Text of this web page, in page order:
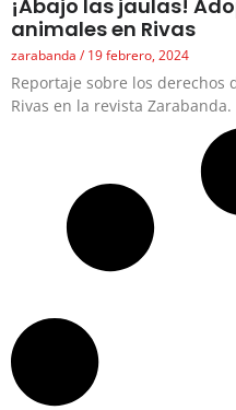
¡Abajo las jaulas!
animales en Rivas
zarabanda 19 febrero, 2024
Reportaje sobre los derechos
Rivas en la revista Zarabanda.